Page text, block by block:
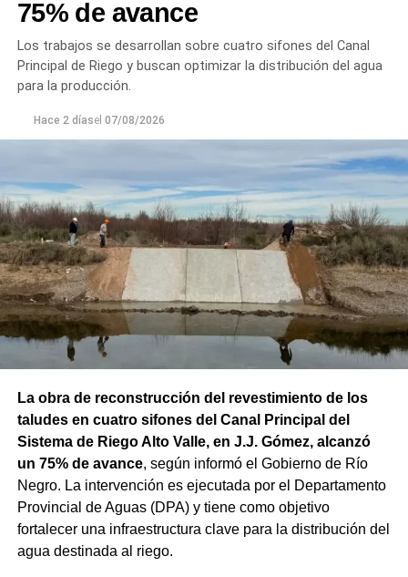
75% de avance
Los trabajos se desarrollan sobre cuatro sifones del Canal
Principal de Riego y buscan optimizar la distribución del agua
para la producción.
Hace 2 díasel 07/08/2026
La obra de reconstrucción del revestimiento de los
taludes en cuatro sifones del Canal Principal del
Sistema de Riego Alto Valle, en J.J. Gómez, alcanzó
un 75% de avance, según informó el Gobierno de Río
Negro. La intervención es ejecutada por el Departamento
Provincial de Aguas (DPA) y tiene como objetivo
fortalecer una infraestructura clave para la distribución del
agua destinada al riego.